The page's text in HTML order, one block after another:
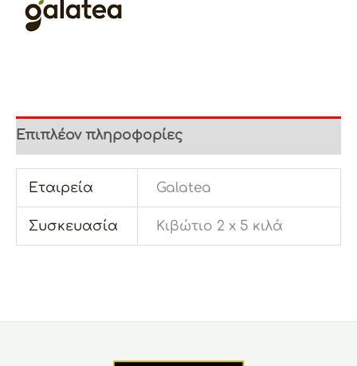
Επιπλέον πληροφορίες
Εταιρεία Galatea
Συσκευασία Κιβώτιο 2 x 5 κιλά